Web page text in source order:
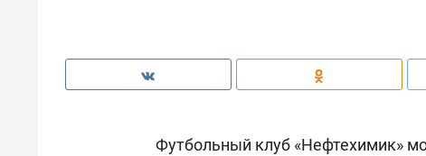
Футбольный клуб «Нефтехимик»